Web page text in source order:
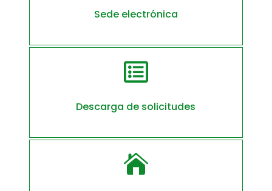
Sede electrónica

Descarga de solicitudes
